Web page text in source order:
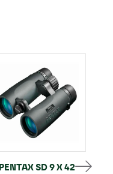
PENTAX SD 9 X 42